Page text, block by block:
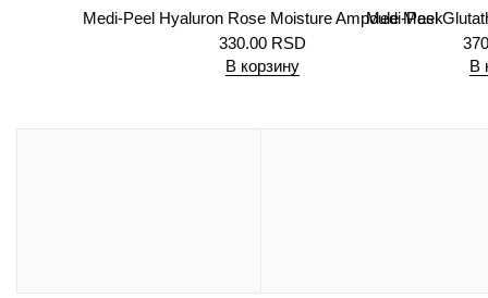
Medi-Peel Hyaluron Rose Moisture Ampoule Mask
330.00 RSD
В корзину
Medi-Peel
В